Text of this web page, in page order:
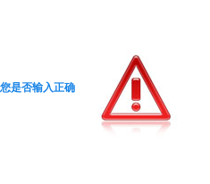
是否输入正确